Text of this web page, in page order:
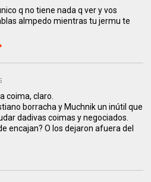
q no tiene nada q ver y vos
almpedo mientras tu jermu te
coima, claro.
borracha y Muchnik un inútil que
dadivas coimas y negociados.
encajan? O los dejaron afuera del